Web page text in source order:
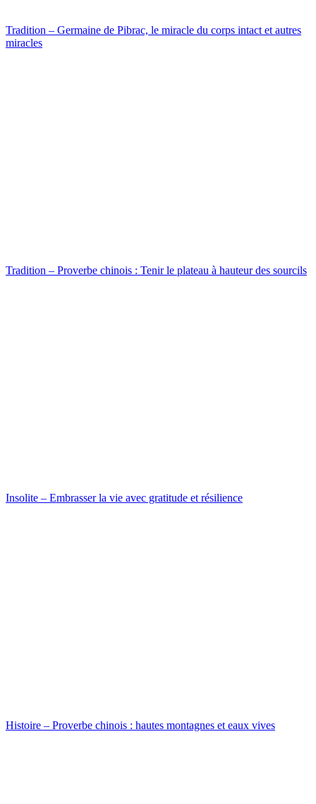
Tradition – Germaine de Pibrac, le miracle du corps intact et autres
miracles
Tradition – Proverbe chinois : Tenir le plateau à hauteur des sourcils
Insolite – Embrasser la vie avec gratitude et résilience
Histoire – Proverbe chinois : hautes montagnes et eaux vives